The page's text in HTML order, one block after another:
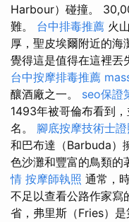
Harbour）碰撞。
難。 台中排毒推薦 火
厚，聖皮埃爾附近的海
覺得這是值得在這裡丟
台中按摩排毒推薦
釀酒廠之一。 seo保證
1493年被哥倫布看到
名。 腳底按摩技術士
和巴布達（Barbuda）
色沙灘和豐富的鳥類的
情 按摩師執照 通常，
不足以查看公路作家寫
省，弗里斯（Fries）